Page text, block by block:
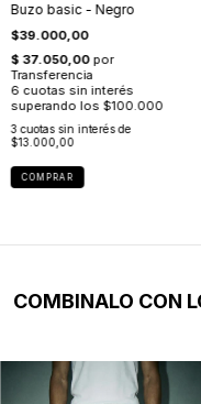
Buzo basic - Negro
$39.000,00
3 cuotas sin interés de
$13.000,00
COMPRAR
COMBINALO CON